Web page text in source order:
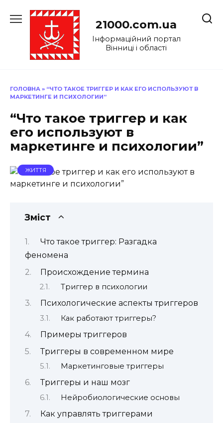
до
21000.com.ua
Інформаційний портал
Вінниці і області
ГОЛОВНА » “ЧТО ТАКОЕ ТРИГГЕР И КАК ЕГО ИСПОЛЬЗУЮТ В
МАРКЕТИНГЕ И ПСИХОЛОГИИ”
“Что такое триггер и как
его используют в
маркетинге и психологии”
ЖИТТЯ
Зміст
Что такое триггер: Разгадка
феномена
Происхождение термина
Триггер в психологии
Психологические аспекты триггеров
Как работают триггеры?
Примеры триггеров
Триггеры в современном мире
Маркетинговые триггеры
Триггеры и наш мозг
Нейробиологические основы
Как управлять триггерами